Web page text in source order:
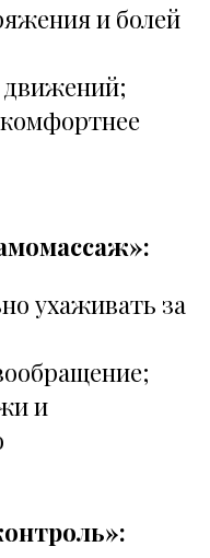
и болей
движений;
ухаживать за
и